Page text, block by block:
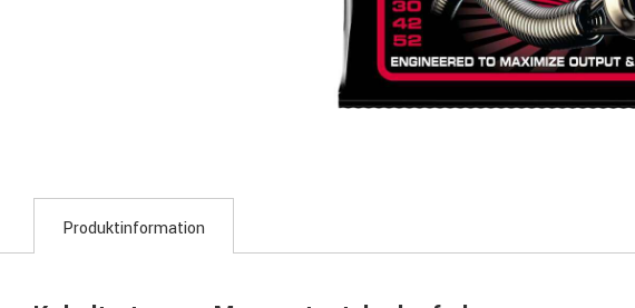
Produktinformation